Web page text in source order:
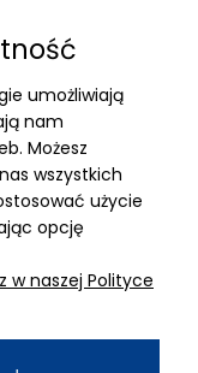
umożliwiają
nam
Możesz
wszystkich
użycie
opcję
w naszej Polityce